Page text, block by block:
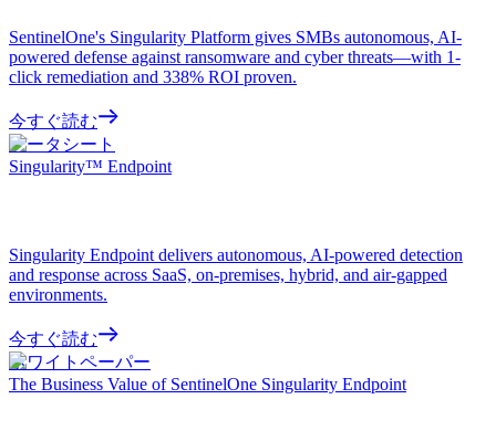
SentinelOne's Singularity Platform gives SMBs autonomous, AI-
powered defense against ransomware and cyber threats—with 1-
click remediation and 338% ROI proven.
今すぐ読む
データシート
Singularity™ Endpoint
Singularity Endpoint delivers autonomous, AI-powered detection
and response across SaaS, on-premises, hybrid, and air-gapped
environments.
今すぐ読む
ホワイトペーパー
The Business Value of SentinelOne Singularity Endpoint